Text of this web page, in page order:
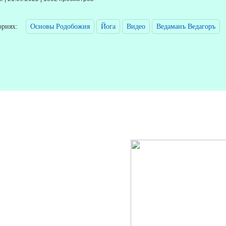
Основы Родобожия Йога Видео Ведаманъ Ведагоръ